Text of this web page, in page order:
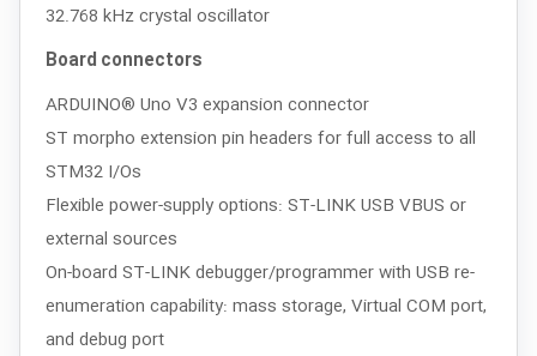
32.768 kHz crystal oscillator
Board connectors
ARDUINO® Uno V3 expansion connector
ST morpho extension pin headers for full access to all
STM32 I/Os
Flexible power-supply options: ST-LINK USB VBUS or
external sources
On-board ST-LINK debugger/programmer with USB re-
enumeration capability: mass storage, Virtual COM port,
and debug port